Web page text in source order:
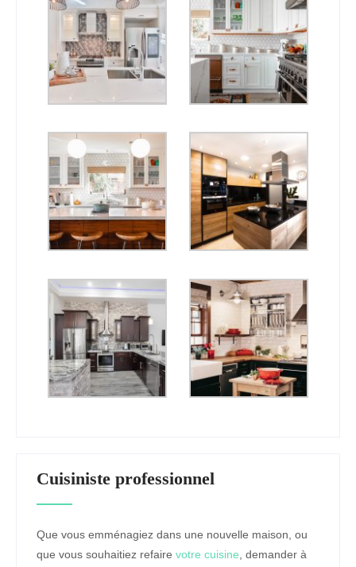
Cuisiniste professionnel
Que vous emménagiez dans une nouvelle maison, ou
que vous souhaitiez refaire votre cuisine , demander à